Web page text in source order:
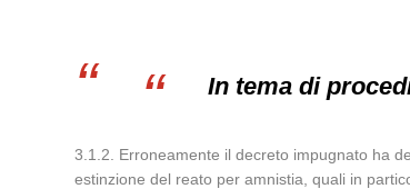
In tema di
3.1.2. Erroneamente il decreto impugnato ha
estinzione del reato per amnistia, quali in